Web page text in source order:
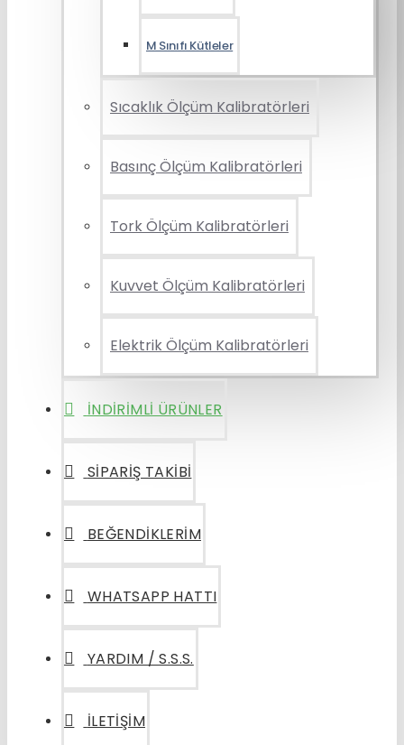
M Sınıfı Kütleler
Sıcaklık Ölçüm Kalibratörleri
Basınç Ölçüm Kalibratörleri
Tork Ölçüm Kalibratörleri
Kuvvet Ölçüm Kalibratörleri
Elektrik Ölçüm Kalibratörleri
İNDIRIMLI ÜRÜNLER
SIPARIŞ TAKIBI
BEĞENDIKLERIM
WHATSAPP HATTI
YARDIM / S.S.S.
İLETIŞIM